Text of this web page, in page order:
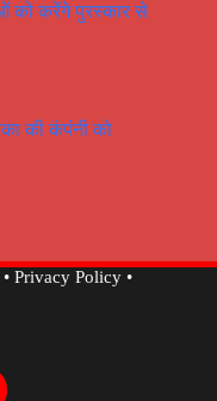
को करेंगे पुरस्कार से
की कंपंनी को
Privacy Policy•